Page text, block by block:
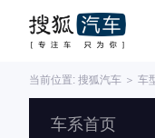
当前位置: 搜狐汽车 ＞ 车
车系首页